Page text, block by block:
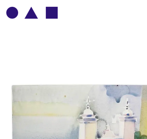
ADOLPHE
BIOGRAPHIE
CATALOGUE DES